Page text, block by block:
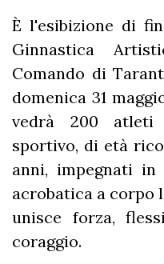
È l'esibizione di
Ginnastica
Comando di
domenica 31
vedrà 200
sportivo, di età
anni, impegnati
acrobatica a corpo
unisce forza,
coraggio.